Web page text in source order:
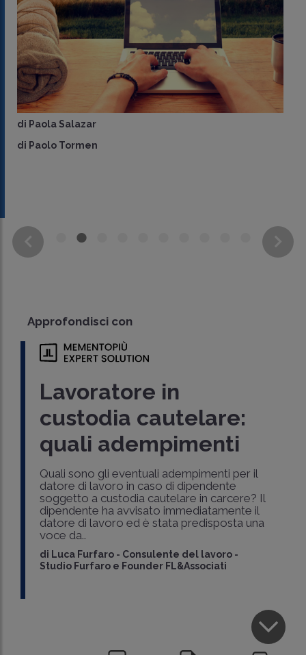
Approfondisci con
Lavoratore in
custodia cautelare:
quali adempimenti
Quali sono gli eventuali adempimenti per il
datore di lavoro in caso di dipendente
soggetto a custodia cautelare in carcere? Il
dipendente ha avvisato immediatamente il
datore di lavoro ed è stata predisposta una
voce da..
di Luca Furfaro - Consulente del lavoro -
Studio Furfaro e Founder FL&Associati